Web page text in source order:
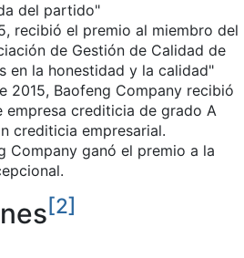
del partido"
recibió el premio al miembro del
de Gestión de Calidad de
en la honestidad y la calidad"
2015, Baofeng Company recibió
empresa crediticia de grado A
crediticia empresarial.
Company ganó el premio a la
[2]